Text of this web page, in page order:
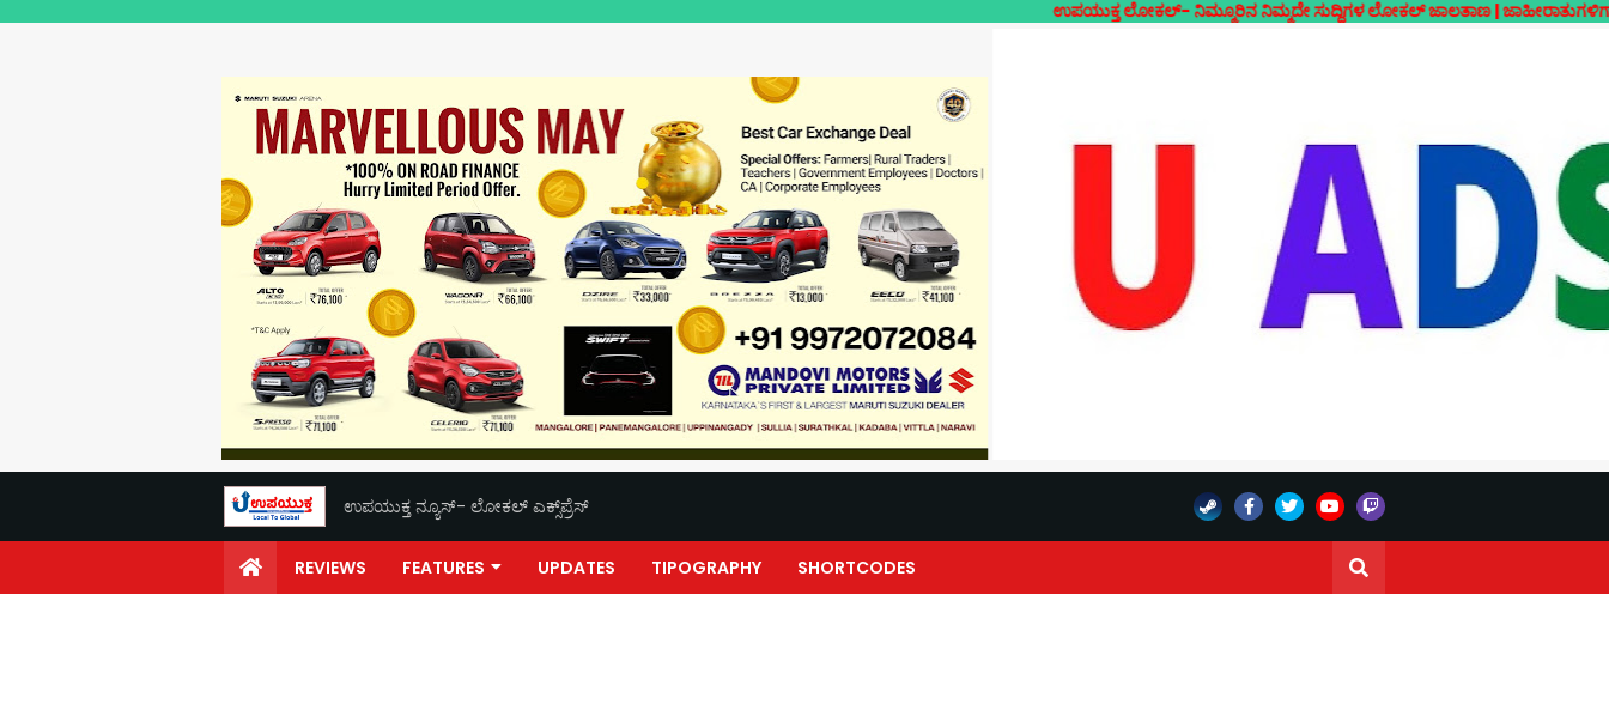
ಉಪಯುಕ್ತ ಲೋಕಲ್- ನಿಮ್ಮೂರಿನ ನಿಮ್ಮದೇ ಸುದ್ದಿಗಳ ಲೋಕಲ್ ಜಾಲತಾಣ | ಜಾಹೀರಾತುಗಳಿಗಾಗಿ ಸಂಪರ್ಕಿಸಿ-
ಉಪಯುಕ್ತ ನ್ಯೂಸ್- ಲೋಕಲ್ ಎಕ್ಸ್‌ಪ್ರೆಸ್‌
REVIEWS FEATURES UPDATES TIPOGRAPHY SHORTCODES